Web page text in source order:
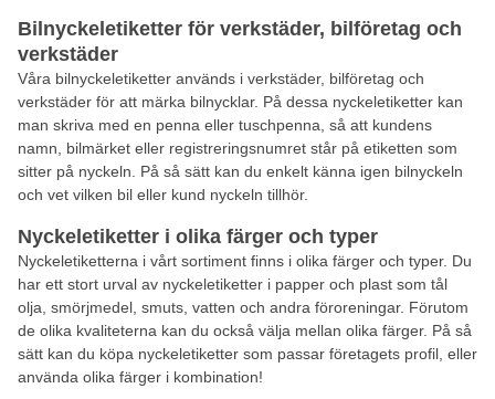
Bilnyckeletiketter för verkstäder, bilföretag och
verkstäder
Våra bilnyckeletiketter används i verkstäder, bilföretag och
verkstäder för att märka bilnycklar. På dessa nyckeletiketter kan
man skriva med en penna eller tuschpenna, så att kundens
namn, bilmärket eller registreringsnumret står på etiketten som
sitter på nyckeln. På så sätt kan du enkelt känna igen bilnyckeln
och vet vilken bil eller kund nyckeln tillhör.
Nyckeletiketter i olika färger och typer
Nyckeletiketterna i vårt sortiment finns i olika färger och typer. Du
har ett stort urval av nyckeletiketter i papper och plast som tål
olja, smörjmedel, smuts, vatten och andra föroreningar. Förutom
de olika kvaliteterna kan du också välja mellan olika färger. På så
sätt kan du köpa nyckeletiketter som passar företagets profil, eller
använda olika färger i kombination!